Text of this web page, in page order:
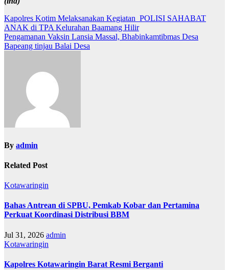
Navigasi
pos
Kapolres Kotim Melaksanakan Kegiatan POLISI SAHABAT
ANAK di TPA Kelurahan Baamang Hilir
Pengamanan Vaksin Lansia Massal, Bhabinkamtibmas Desa
Bapeang tinjau Balai Desa
By admin
Related Post
Kotawaringin
Bahas Antrean di SPBU, Pemkab Kobar dan Pertamina
Perkuat Koordinasi Distribusi BBM
Jul 31, 2026 admin
Kotawaringin
Kapolres Kotawaringin Barat Resmi Berganti